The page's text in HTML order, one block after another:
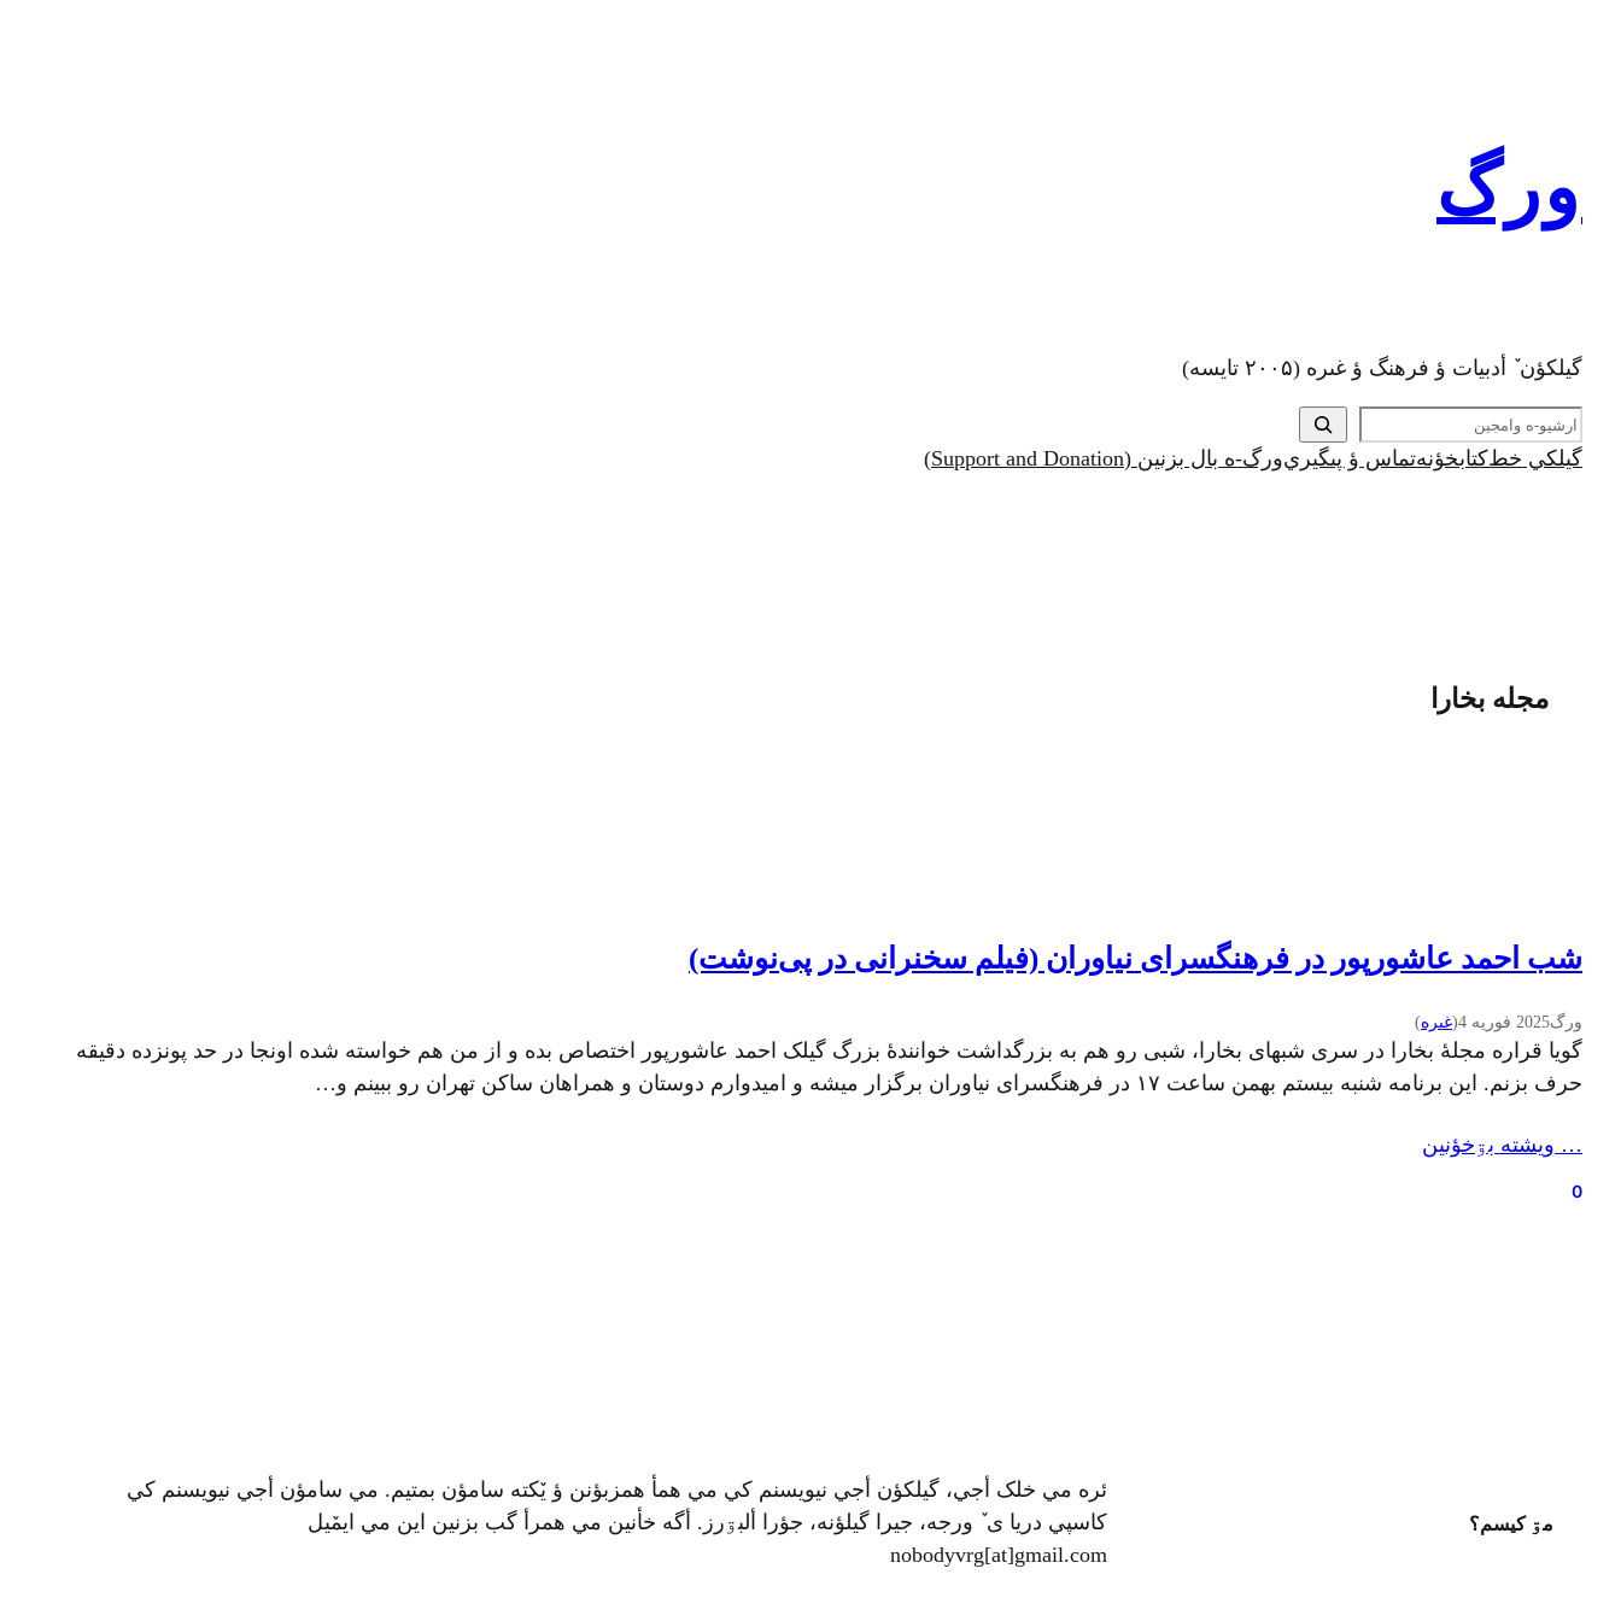
ورگ
گيلکؤن ٚ أدبیات ؤ فرهنگ ؤ غىره (۲۰۰۵ تايسه)
ج
س
تگيلکي خطکتابخؤنهتماس ؤ پىگيريورگ-ه بال بزنين (Support and Donation)
مجله بخارا
شب احمد عاشورپور در فرهنگسرای نیاوران (فیلم سخنرانی در پی‌نوشت)
ورگ2025 فوریه 4 (غىره)
گویا قراره مجلهٔ بخارا در سری شبهای بخارا، شبی رو هم به بزرگداشت خوانندهٔ بزرگ گیلک احمد عاشورپور اختصاص بده و از من هم خواسته شده اونجا در حد پونزده دقیقه
حرف بزنم. این برنامه شنبه بیستم بهمن ساعت ۱۷ در فرهنگسرای نیاوران برگزار میشه و امیدوارم دوستان و همراهان ساکن تهران رو ببینم و…
… ويشته بۊخؤنين
0
مۊ کيسم؟
ئره مي خلک أجي، گيلکؤن أجي نيويسنم کي مي همأ همزبؤنن ؤ يٚکته سامؤن بمتيم. مي سامؤن أجي نيويسنم کي
کاسپي دريا ی ٚ ورجه، جيرا گيلؤنه، جؤرا ألبۊرز. أگه خأنين مي همرأ گب بزنين اين مي ايمٚیل‌ ‌
nobodyvrg[at]gmail.com